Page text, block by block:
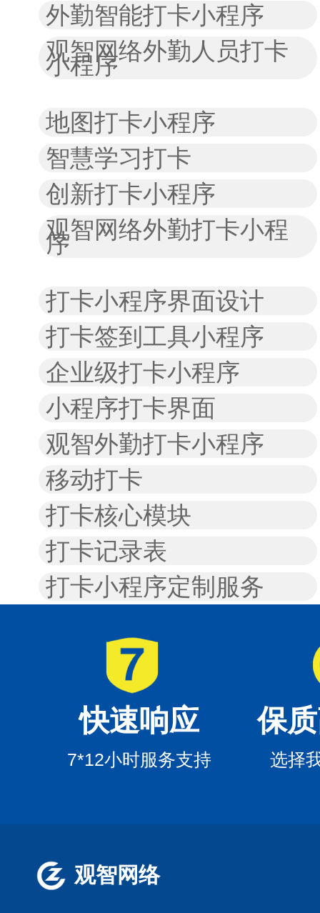
外勤智能打卡小程序
观智网络外勤人员打卡
小程序
地图打卡小程序
智慧学习打卡
创新打卡小程序
观智网络外勤打卡小程
序
打卡小程序界面设计
打卡签到工具小程序
企业级打卡小程序
小程序打卡界面
观智外勤打卡小程序
移动打卡
打卡核心模块
打卡记录表
打卡小程序定制服务
快速响应
7*12小时服务支持
保
选择
观智网络